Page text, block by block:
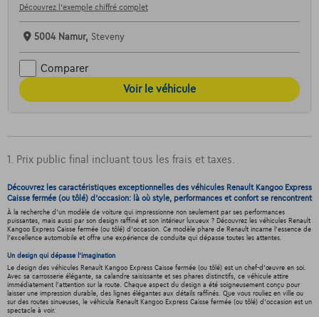
Découvrez l’exemple chiffré complet
5004 Namur, Steveny
Comparer
Voir le véhicule
1. Prix public final incluant tous les frais et taxes.
Découvrez les caractéristiques exceptionnelles des véhicules Renault Kangoo Express
Caisse fermée (ou tôlé) d'occasion: là où style, performances et confort se rencontrent
À la recherche d'un modèle de voiture qui impressionne non seulement par ses performances
puissantes, mais aussi par son design raffiné et son intérieur luxueux ? Découvrez les véhicules Renault
Kangoo Express Caisse fermée (ou tôlé) d'occasion. Ce modèle phare de Renault incarne l'essence de
l'excellence automobile et offre une expérience de conduite qui dépasse toutes les attentes.
Un design qui dépasse l'imagination
Le design des véhicules Renault Kangoo Express Caisse fermée (ou tôlé) est un chef-d'œuvre en soi.
Avec sa carrosserie élégante, sa calandre saisissante et ses phares distinctifs, ce véhicule attire
immédiatement l'attention sur la route. Chaque aspect du design a été soigneusement conçu pour
laisser une impression durable, des lignes élégantes aux détails raffinés. Que vous rouliez en ville ou
sur des routes sinueuses, le véhicula Renault Kangoo Express Caisse fermée (ou tôlé) d'occasion est un
spectacle à voir.